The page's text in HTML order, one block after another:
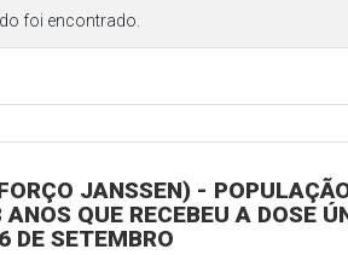
foi encontrado.
JANSSEN) -
QUE RECEBEU A DOSE
DE SETEMBRO